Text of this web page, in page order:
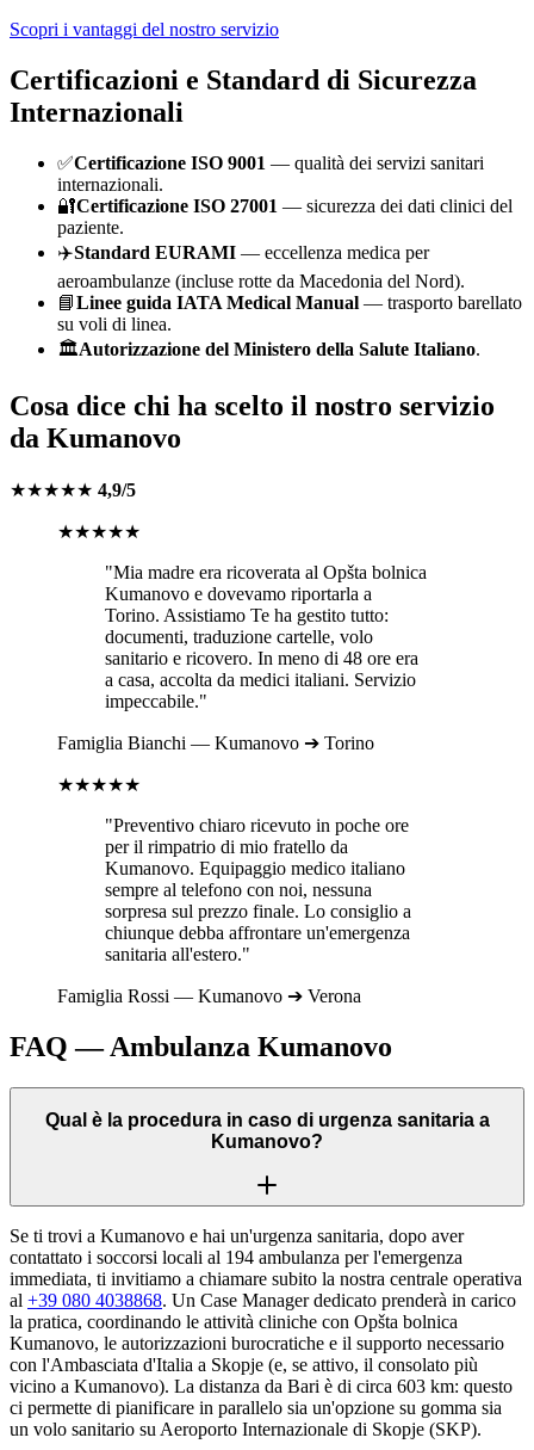
Scopri i vantaggi del nostro servizio
Certificazioni e Standard di Sicurezza
Internazionali
✅Certificazione ISO 9001 — qualità dei servizi sanitari
internazionali.
🔐Certificazione ISO 27001 — sicurezza dei dati clinici del
paziente.
✈️Standard EURAMI — eccellenza medica per
aeroambulanze (incluse rotte da Macedonia del Nord).
📘Linee guida IATA Medical Manual — trasporto barellato
su voli di linea.
🏛️Autorizzazione del Ministero della Salute Italiano.
Cosa dice chi ha scelto il nostro servizio
da Kumanovo
★★★★★ 4,9/5
★★★★★
"Mia madre era ricoverata al Opšta bolnica
Kumanovo e dovevamo riportarla a
Torino. Assistiamo Te ha gestito tutto:
documenti, traduzione cartelle, volo
sanitario e ricovero. In meno di 48 ore era
a casa, accolta da medici italiani. Servizio
impeccabile."
Famiglia Bianchi — Kumanovo ➔ Torino
★★★★★
"Preventivo chiaro ricevuto in poche ore
per il rimpatrio di mio fratello da
Kumanovo. Equipaggio medico italiano
sempre al telefono con noi, nessuna
sorpresa sul prezzo finale. Lo consiglio a
chiunque debba affrontare un'emergenza
sanitaria all'estero."
Famiglia Rossi — Kumanovo ➔ Verona
FAQ — Ambulanza Kumanovo
Qual è la procedura in caso di urgenza sanitaria a
Kumanovo?
Se ti trovi a Kumanovo e hai un'urgenza sanitaria, dopo aver
contattato i soccorsi locali al 194 ambulanza per l'emergenza
immediata, ti invitiamo a chiamare subito la nostra centrale operativa
al +39 080 4038868. Un Case Manager dedicato prenderà in carico
la pratica, coordinando le attività cliniche con Opšta bolnica
Kumanovo, le autorizzazioni burocratiche e il supporto necessario
con l'Ambasciata d'Italia a Skopje (e, se attivo, il consolato più
vicino a Kumanovo). La distanza da Bari è di circa 603 km: questo
ci permette di pianificare in parallelo sia un'opzione su gomma sia
un volo sanitario su Aeroporto Internazionale di Skopje (SKP).